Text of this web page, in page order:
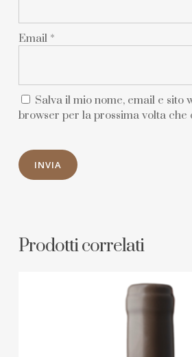
Email *
Salva il mio nome, email e sito
browser per la prossima volta che
Prodotti correlati